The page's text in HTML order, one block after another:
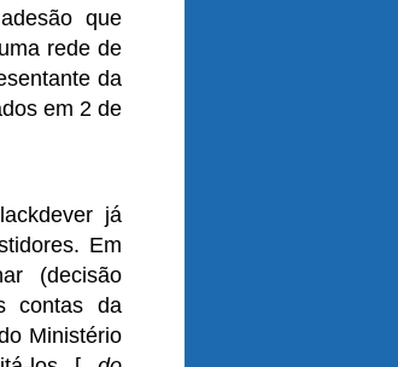
que
rede de
da
em 2 de
já
Em
(decisão
contas da
Ministério